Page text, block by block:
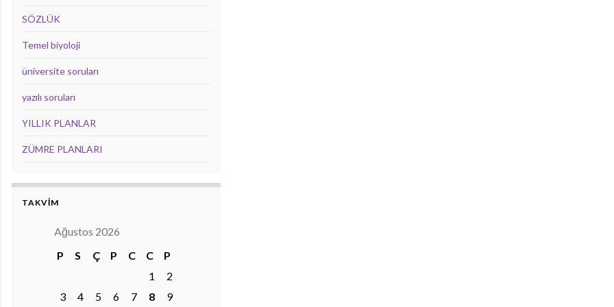
SÖZLÜK
Temel biyoloji
üniversite soruları
yazılı soruları
YILLIK PLANLAR
ZÜMRE PLANLARI
TAKVİM
Ağustos 2026
P
S Ç P C C
P
1
2
3
4 5 6 7 8 9